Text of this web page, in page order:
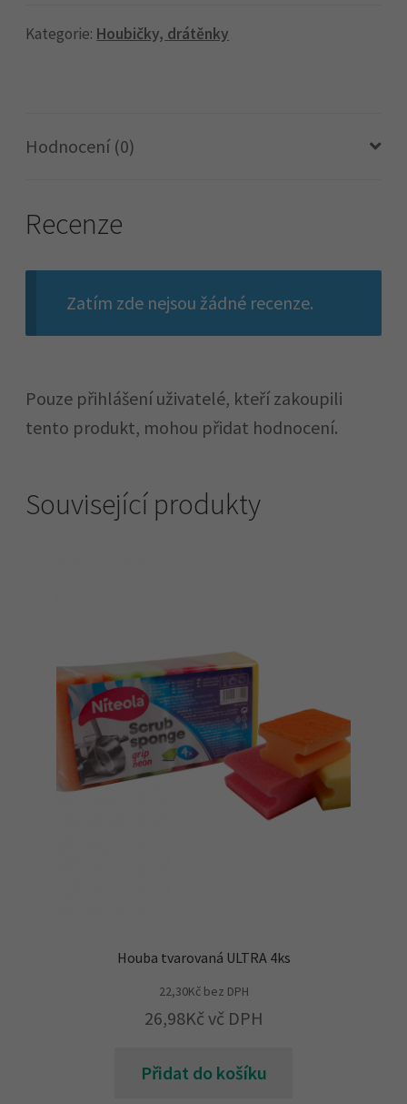
1
Kategorie: Houbičky, drátěnky
Hodnocení (0)
Recenze
Zatím zde nejsou žádné recenze.
Pouze přihlášení uživatelé, kteří zakoupili
tento produkt, mohou přidat hodnocení.
Související produkty
Houba tvarovaná ULTRA 4ks
22,30Kčbez DPH
26,98Kč vč DPH
Přidat do košíku